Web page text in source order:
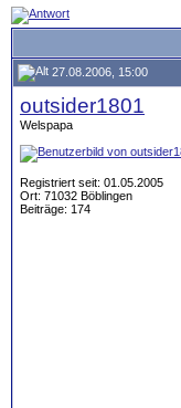
27.08.2006, 15:00
outsider1801
Welspapa
Registriert seit: 01.05.2005
Ort: 71032 Böblingen
Beiträge: 174